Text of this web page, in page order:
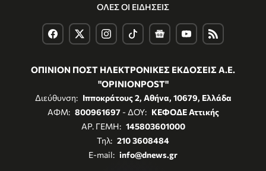
ΟΛΕΣ ΟΙ ΕΙΔΗΣΕΙΣ
ΟΠΙΝΙΟΝ ΠΟΣΤ ΗΛΕΚΤΡΟΝΙΚΕΣ ΕΚΔΟΣΕΙΣ Α.Ε.
"OPINIONPOST"
Διεύθυνση: Ιπποκράτους 2, Αθήνα, 10679, Ελλάδα
ΑΦΜ: 800961697- ΔΟΥ: ΚΕΦΟΔΕ Αττικής
ΑΡ. ΓΕΜΗ: 145803601000
Τηλ: 210 3608484
E-mail: info@dnews.gr